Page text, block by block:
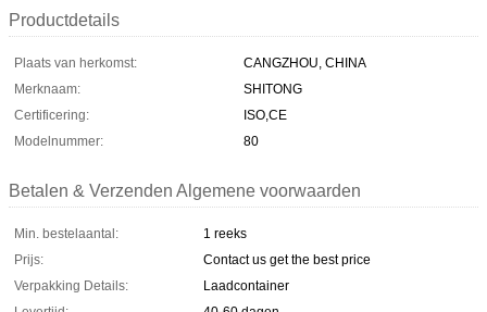
Productdetails
Plaats van herkomst:
CANGZHOU, CHINA
Merknaam:
SHITONG
Certificering:
ISO,CE
Modelnummer:
80
Betalen & Verzenden Algemene voorwaarden
Min. bestelaantal:
1 reeks
Prijs:
Contact us get the best price
Verpakking Details:
Laadcontainer